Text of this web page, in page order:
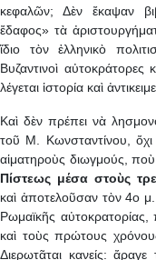
κεφαλῶν; Δὲν ἔκαψαν
ἔδαφος» τὰ
ἴδιο τὸν ἑλληνικὸ
Βυζαντινοὶ αὐτοκράτορες
λέγεται ἱστορία καὶ
Καὶ δὲν πρέπει νὰ
τοῦ Μ. Κωνσταντίνου,
αἱματηροὺς διωγμούς,
Πίστεως μέσα στοὺς
καὶ ἀποτελοῦσαν τὸν 4ο
Ρωμαϊκῆς
καὶ τοὺς πρώτους
Διερωτᾶται κανείς: